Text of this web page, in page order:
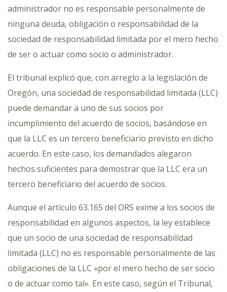
administrador no es responsable personalmente de
ninguna deuda, obligación o responsabilidad de la
sociedad de responsabilidad limitada por el mero hecho
de ser o actuar como socio o administrador.
El tribunal explicó que, con arreglo a la legislación de
Oregón, una sociedad de responsabilidad limitada (LLC)
puede demandar a uno de sus socios por
incumplimiento del acuerdo de socios, basándose en
que la LLC es un tercero beneficiario previsto en dicho
acuerdo. En este caso, los demandados alegaron
hechos suficientes para demostrar que la LLC era un
tercero beneficiario del acuerdo de socios.
Aunque el artículo 63.165 del ORS exime a los socios de
responsabilidad en algunos aspectos, la ley establece
que un socio de una sociedad de responsabilidad
limitada (LLC) no es responsable personalmente de las
obligaciones de la LLC «por el mero hecho de ser socio
o de actuar como tal». En este caso, según el Tribunal,